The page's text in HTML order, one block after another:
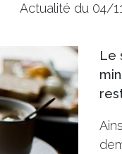
Actualité du 04/
Le